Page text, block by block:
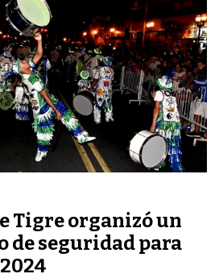
Tigre organizó un
de seguridad para